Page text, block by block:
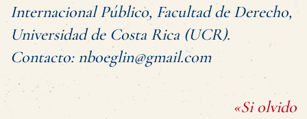
Internacional Público, Facultad de Derecho,
Universidad de Costa Rica (UCR).
Contacto: nboeglin@gmail.com
«Si olvido